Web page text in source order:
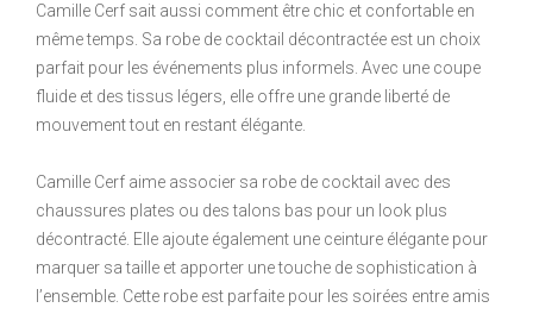
Camille Cerf sait aussi comment être chic et confortable en
même temps. Sa robe de cocktail décontractée est un choix
parfait pour les événements plus informels. Avec une coupe
fluide et des tissus légers, elle offre une grande liberté de
mouvement tout en restant élégante.
Camille Cerf aime associer sa robe de cocktail avec des
chaussures plates ou des talons bas pour un look plus
décontracté. Elle ajoute également une ceinture élégante pour
marquer sa taille et apporter une touche de sophistication à
l’ensemble. Cette robe est parfaite pour les soirées entre amis